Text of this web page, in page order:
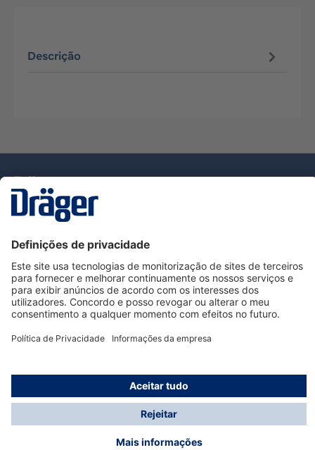
Descrição
Serviço de Apoio ao Cliente Dräger
Utilização da loja
Informações
© Dräger Portugal, Lda, 2024
* Todos os preços excl. IVA mais
possíveis taxas de entrega, se não for indicado o